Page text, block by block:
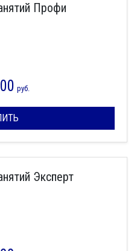
Профи
руб.
Эксперт